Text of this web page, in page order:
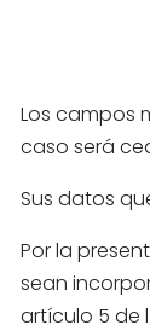
Los campos
caso será
Sus datos
Por la
sean
artículo 5 de